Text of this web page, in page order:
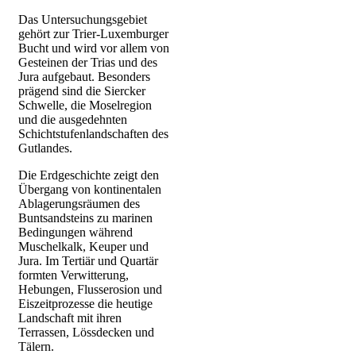
Das Untersuchungsgebiet
gehört zur Trier-Luxemburger
Bucht und wird vor allem von
Gesteinen der Trias und des
Jura aufgebaut. Besonders
prägend sind die Siercker
Schwelle, die Moselregion
und die ausgedehnten
Schichtstufenlandschaften des
Gutlandes.
Die Erdgeschichte zeigt den
Übergang von kontinentalen
Ablagerungsräumen des
Buntsandsteins zu marinen
Bedingungen während
Muschelkalk, Keuper und
Jura. Im Tertiär und Quartär
formten Verwitterung,
Hebungen, Flusserosion und
Eiszeitprozesse die heutige
Landschaft mit ihren
Terrassen, Lössdecken und
Tälern.